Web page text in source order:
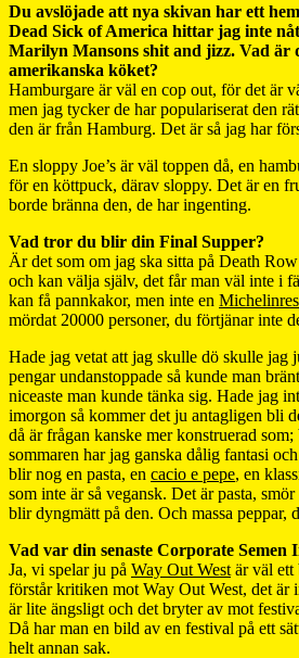
Du avslöjade att nya skivan har ett
Dead Sick of America hittar jag inte
Marilyn Mansons shit and jizz. Vad är
amerikanska köket?
Hamburgare är väl en cop out, för det är
men jag tycker de har populariserat den
den är från Hamburg. Det är så jag har
En sloppy Joe’s är väl toppen då, en
för en köttpuck, därav sloppy. Det är en
borde bränna den, de har ingenting.
Vad tror du blir din Final Supper?
Är det som om jag ska sitta på Death
och kan välja själv, det får man väl inte i
kan få pannkakor, men inte en
mördat 20000 personer, du förtjänar inte
Hade jag vetat att jag skulle dö skulle jag
pengar undanstoppade så kunde man
niceaste man kunde tänka sig. Hade jag
imorgon så kommer det ju antagligen bli
då är frågan kanske mer konstruerad
sommaren har jag ganska dålig fantasi
blir nog en pasta, en cacio e pepe, en
som inte är så vegansk. Det är pasta,
blir dyngmätt på den. Och massa peppar,
Vad var din senaste Corporate Semen
Ja, vi spelar ju på Way Out West är väl ett
förstår kritiken mot Way Out West, det är
är lite ängsligt och det bryter av mot
Då har man en bild av en festival på ett
helt annan sak.